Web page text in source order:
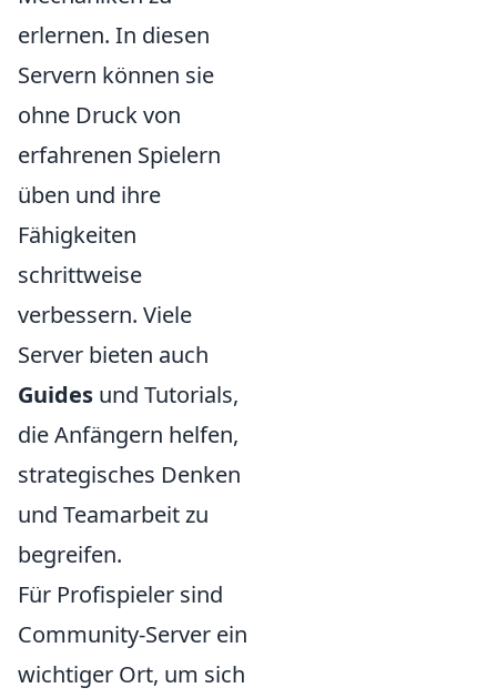
erlernen. In diesen
Servern können sie
ohne Druck von
erfahrenen Spielern
üben und ihre
Fähigkeiten
schrittweise
verbessern. Viele
Server bieten auch
Guides und Tutorials,
die Anfängern helfen,
strategisches Denken
und Teamarbeit zu
begreifen.
Für Profispieler sind
Community-Server ein
wichtiger Ort, um sich